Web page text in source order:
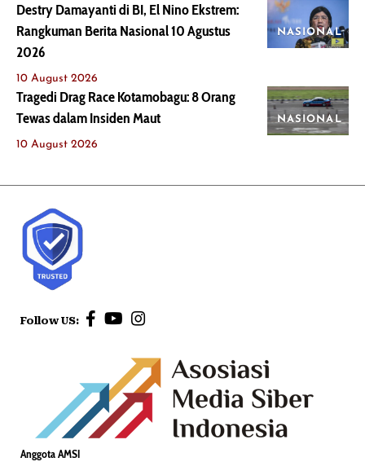
NASIONAL
Destry Damayanti di BI, El Nino Ekstrem:
Rangkuman Berita Nasional 10 Agustus
2026
10 August 2026
NASIONAL
Tragedi Drag Race Kotamobagu: 8 Orang
Tewas dalam Insiden Maut
10 August 2026
Follow US:
Anggota AMSI